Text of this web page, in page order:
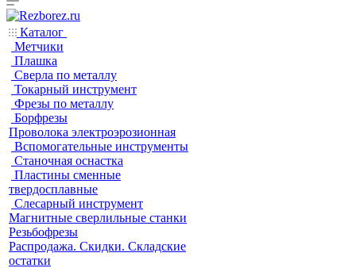
Каталог
Метчики
Плашка
Сверла по металлу
Токарный инструмент
Фрезы по металлу
Борфрезы
Проволока электроэрозионная
Вспомогательные инструменты
Станочная оснастка
Пластины сменные
твердосплавные
Слесарный инструмент
Магнитные сверлильные станки
Резьбофрезы
Распродажа. Скидки. Складские
остатки